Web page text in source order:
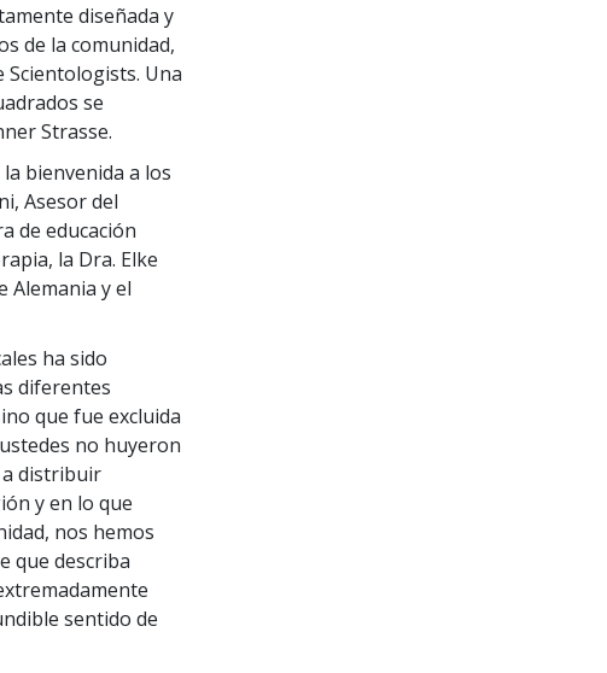
diseñada y
de la comunidad,
Una
se
Strasse.
bienvenida a los
Asesor del
de educación
la Dra. Elke
Alemania y el
ha sido
diferentes
que fue excluida
no huyeron
a distribuir
y en lo que
nos hemos
que describa
sentido de